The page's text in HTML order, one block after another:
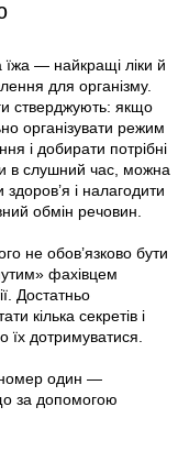
їжа — найкращі ліки й
для організму.
стверджують: якщо
організувати режим
і добирати потрібні
в слушний час, можна
здоров’я і налагодити
обмін речовин.
не обов’язково бути
фахівцем
Достатньо
кілька секретів і
їх дотримуватися.
один —
за допомогою